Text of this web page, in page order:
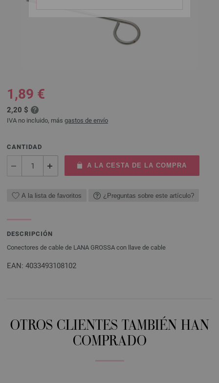
1,89 €
2,20 $
IVA no incluido, más gastos de envío
CANTIDAD
A LA CESTA DE LA COMPRA
A la lista de favoritos ¿Preguntas sobre este artículo?
DESCRIPCIÓN
Conectores de cable de LANA GROSSA con llave de cable
EAN: 4033493108102
OTROS CLIENTES TAMBIÉN HAN
COMPRADO